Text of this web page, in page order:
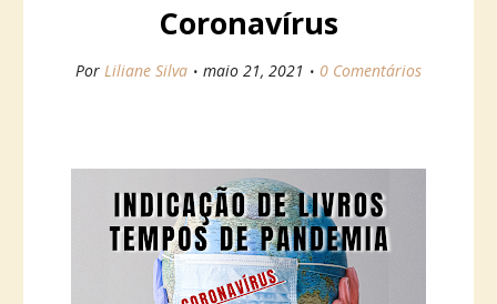
Coronavírus
Por Liliane Silva maio 21, 2021 0 Comentários